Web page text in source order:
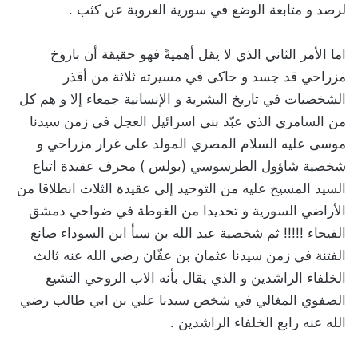
لرصد و متابعة الوضع في سورية العروبة عن كثب .
‏اما الأمر الثاني الذي لا يقل أهميةً فهو حقيقة أن باروخ
مزراحي قد جسد و حاكى في مسيرته ثلاثة من أقذر
الشخصيات في تاريخ البشرية و الإنسانية جمعاء إلا و هم كل
من السامري الذي عبّد بني اسرائيل العجل في زمن سيدنا
موسى عليه السلام المصري المولد على غرار مزراحي و
شخصية شاؤول الطرسوسي (بولس ) محرف عقيدة اتباع
السيد المسيح عليه من التوحيد إلى عقيدة الثلاث انطلاقا من
الأراضي السورية و تحديدا من الغوطة في ضواحي دمشق
الفيحاء !!!!! ثم شخصية عبد الله بن سبأ ابن السوداء صانع
الفتنة في زمن سيدنا عثمان بن عفّان رضي الله عنه ثالث
الخلفاء الراشدين و الذي يقال بأنه الاب الروحي التشيع
الصفوي المغالي في شخص سيدنا علي بن ابي طالب رضي
الله عنه رابع الخلفاء الراشدين .